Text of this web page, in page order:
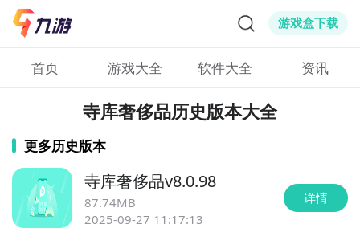
游戏盒下载
首页 游戏大全 软件大全 资讯
寺库奢侈品历史版本大全
更多历史版本
寺库奢侈品v8.0.98
87.74MB
2025-09-27 11:17:13
详情